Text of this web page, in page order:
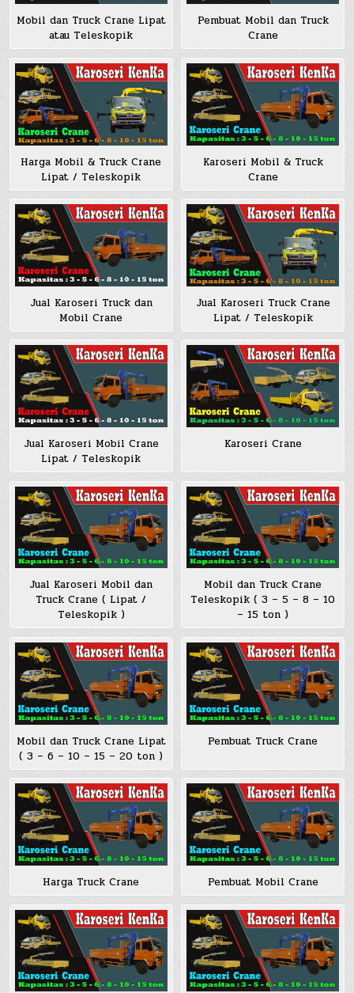
Mobil dan Truck Crane Lipat
atau Teleskopik
Pembuat Mobil dan Truck
Crane
Harga Mobil & Truck Crane
Lipat / Teleskopik
Karoseri Mobil & Truck
Crane
Jual Karoseri Truck dan
Mobil Crane
Jual Karoseri Truck Crane
Lipat / Teleskopik
Jual Karoseri Mobil Crane
Lipat / Teleskopik
Karoseri Crane
Jual Karoseri Mobil dan
Truck Crane ( Lipat /
Teleskopik )
Mobil dan Truck Crane
Teleskopik ( 3 – 5 – 8 – 10
– 15 ton )
Mobil dan Truck Crane Lipat
( 3 – 6 – 10 – 15 – 20 ton )
Pembuat Truck Crane
Harga Truck Crane Pembuat Mobil Crane